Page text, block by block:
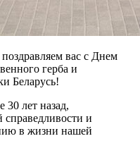
вас с Днем
герба и
Беларусь!
30 лет назад,
справедливости и
в жизни нашей